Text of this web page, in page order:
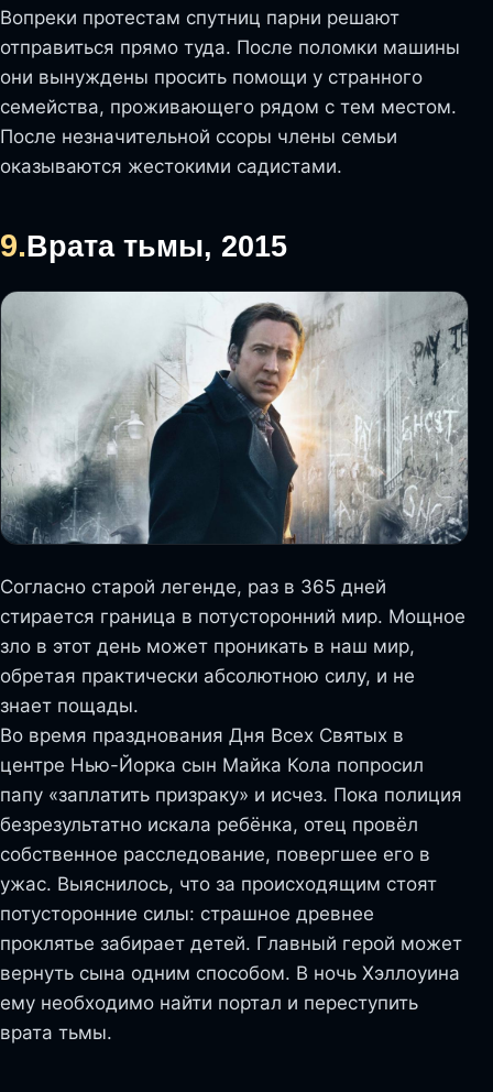
Вопреки протестам спутниц парни решают
отправиться прямо туда. После поломки машины
они вынуждены просить помощи у странного
семейства, проживающего рядом с тем местом.
После незначительной ссоры члены семьи
оказываются жестокими садистами.
9.Врата тьмы, 2015
Согласно старой легенде, раз в 365 дней
стирается граница в потусторонний мир. Мощное
зло в этот день может проникать в наш мир,
обретая практически абсолютною силу, и не
знает пощады.
Во время празднования Дня Всех Святых в
центре Нью-Йорка сын Майка Кола попросил
папу «заплатить призраку» и исчез. Пока полиция
безрезультатно искала ребёнка, отец провёл
собственное расследование, повергшее его в
ужас. Выяснилось, что за происходящим стоят
потусторонние силы: страшное древнее
проклятье забирает детей. Главный герой может
вернуть сына одним способом. В ночь Хэллоуина
ему необходимо найти портал и переступить
врата тьмы.